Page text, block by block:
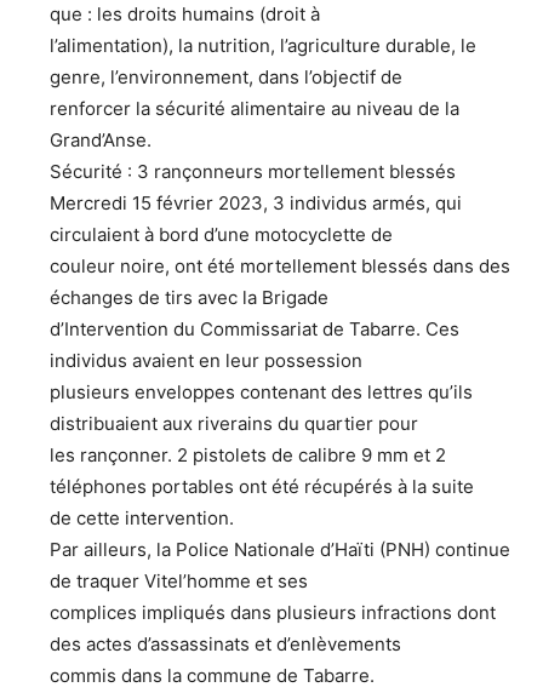
que : les droits humains (droit à
l’alimentation), la nutrition, l’agriculture durable, le
genre, l’environnement, dans l’objectif de
renforcer la sécurité alimentaire au niveau de la
Grand’Anse.
Sécurité : 3 rançonneurs mortellement blessés
Mercredi 15 février 2023, 3 individus armés, qui
circulaient à bord d’une motocyclette de
couleur noire, ont été mortellement blessés dans des
échanges de tirs avec la Brigade
d’Intervention du Commissariat de Tabarre. Ces
individus avaient en leur possession
plusieurs enveloppes contenant des lettres qu’ils
distribuaient aux riverains du quartier pour
les rançonner. 2 pistolets de calibre 9 mm et 2
téléphones portables ont été récupérés à la suite
de cette intervention.
Par ailleurs, la Police Nationale d’Haïti (PNH) continue
de traquer Vitel’homme et ses
complices impliqués dans plusieurs infractions dont
des actes d’assassinats et d’enlèvements
commis dans la commune de Tabarre.